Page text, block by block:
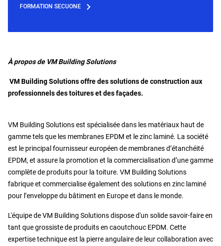
FORMATION SECUONE
À propos de VM Building Solutions
VM Building Solutions offre des solutions de construction aux
professionnels des toitures et des façades.
VM Building Solutions est spécialisée dans les matériaux haut de
gamme tels que les membranes EPDM et le zinc laminé. La société
est le principal fournisseur européen de membranes d’étanchéité
EPDM, et assure la promotion et la commercialisation d’une gamme
complète de produits pour la toiture. VM Building Solutions
fabrique et commercialise également des solutions en zinc laminé
pour l’enveloppe du bâtiment en Europe et dans le monde.
L'équipe de VM Building Solutions dispose d'un solide savoir-faire en
tant que grossiste de produits en caoutchouc EPDM. Cette
expertise technique est la pierre angulaire de leur collaboration avec